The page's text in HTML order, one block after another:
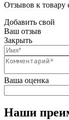
Отзывов к товару
Добавить свой
Ваш отзыв
Закрыть
Ваша оценка
Наши